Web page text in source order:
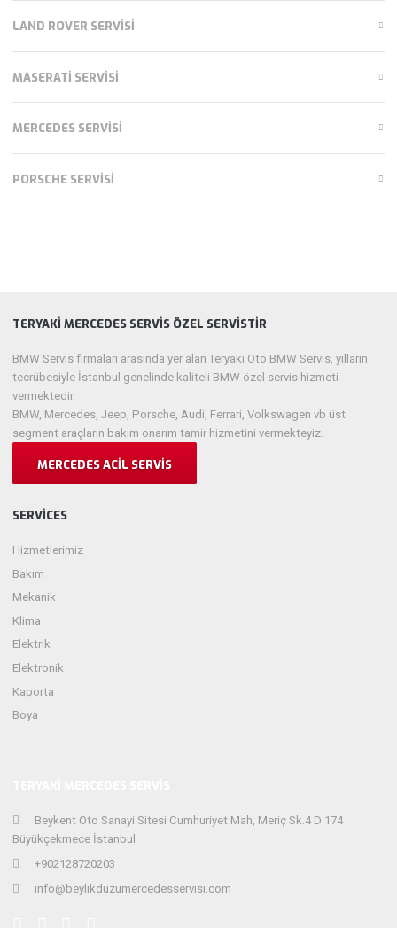
LAND ROVER SERVISI
MASERATI SERVISI
MERCEDES SERVISI
PORSCHE SERVISI
Beykent Oto Sanayi Sitesi Cumhuriyet Mah, Meriç Sk.4 D 174
Büyükçekmece İstanbul
+902128720203
info@beylikduzumercedesservisi.com
TERYAKI MERCEDES SERVIS ÖZEL SERVISTIR
BMW Servis firmaları arasında yer alan Teryaki Oto BMW Servis, yılların
tecrübesiyle İstanbul genelinde kaliteli BMW özel servis hizmeti
vermektedir.
BMW, Mercedes, Jeep, Porsche, Audi, Ferrari, Volkswagen vb üst
segment araçların bakım onarım tamir hizmetini vermekteyiz.
MERCEDES ACIL SERVIS
SERVICES
Hizmetlerimiz
Bakım
Mekanik
Klima
Elektrik
Elektronik
Kaporta
Boya